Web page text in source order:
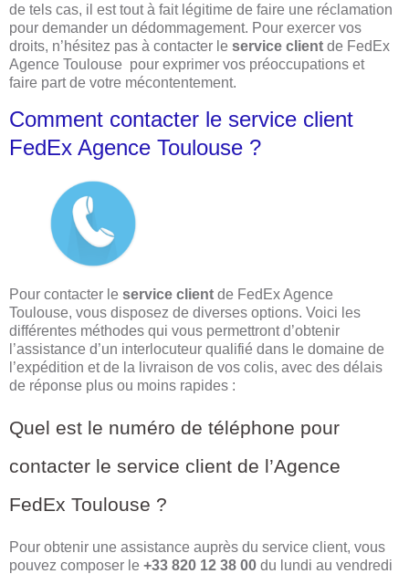
de tels cas, il est tout à fait légitime de faire une réclamation
pour demander un dédommagement. Pour exercer vos
droits, n’hésitez pas à contacter le service client de FedEx
Agence Toulouse pour exprimer vos préoccupations et
faire part de votre mécontentement.
Comment contacter le service client
FedEx Agence Toulouse ?
Pour contacter le service client de FedEx Agence
Toulouse, vous disposez de diverses options. Voici les
différentes méthodes qui vous permettront d’obtenir
l’assistance d’un interlocuteur qualifié dans le domaine de
l’expédition et de la livraison de vos colis, avec des délais
de réponse plus ou moins rapides :
Quel est le numéro de téléphone pour
contacter le service client de l’Agence
FedEx Toulouse ?
Pour obtenir une assistance auprès du service client, vous
pouvez composer le +33 820 12 38 00 du lundi au vendredi